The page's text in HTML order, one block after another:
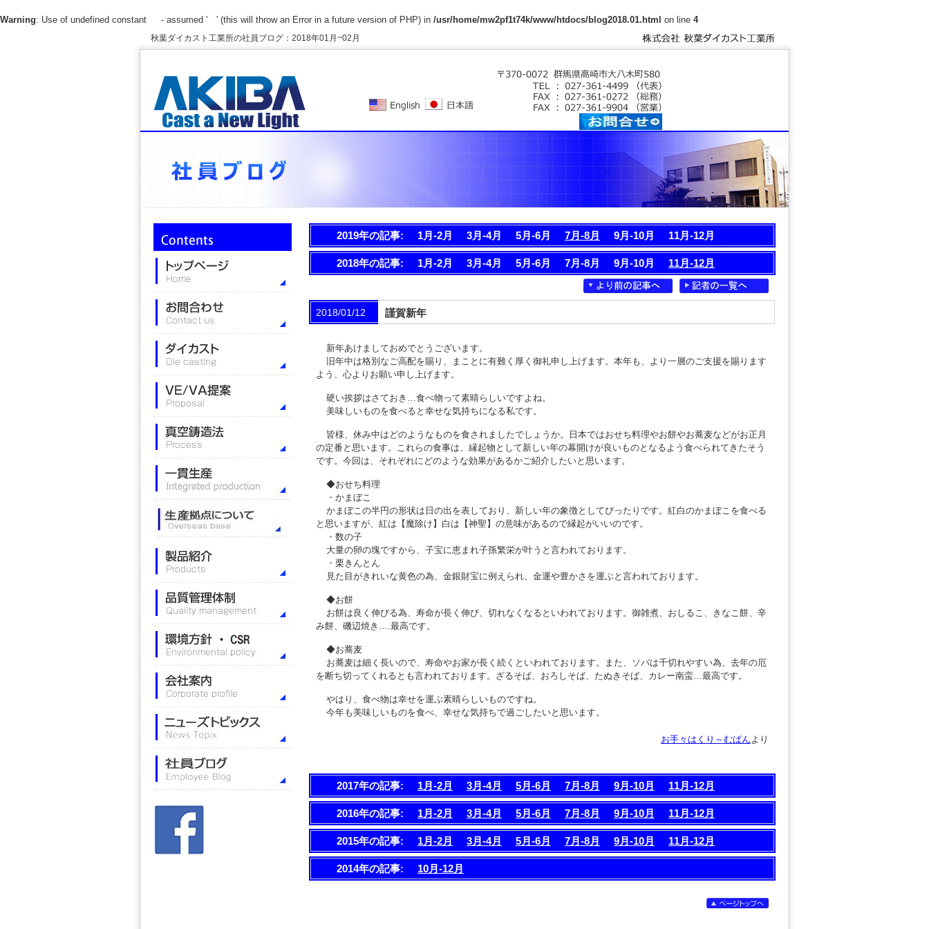
Warning: Use of undefined constant - assumed ' ' (this will throw an Error in a future version of PHP) in /usr/home/mw2pf1t74k/www/htdocs/blog2018.01.html on line 4
秋葉ダイカスト工業所の社員ブログ：2018年01月~02月
2019年の記事: 1月-2月 3月-4月 5月-6月 7月-8月 9月-10月 11月-12月
2018年の記事: 1月-2月 3月-4月 5月-6月 7月-8月 9月-10月 11月-12月
2018/01/12 謹賀新年
新年あけましておめでとうございます。
旧年中は格別なご高配を賜り、まことに有難く厚く御礼申し上げます。本年も、より一層のご支援を賜ります
よう、心よりお願い申し上げます。
硬い挨拶はさておき…食べ物って素晴らしいですよね。
美味しいものを食べると幸せな気持ちになる私です。
皆様、休み中はどのようなものを食されましたでしょうか。日本ではおせち料理やお餅やお蕎麦などがお正月
の定番と思います。これらの食事は、縁起物として新しい年の幕開けが良いものとなるよう食べられてきたそう
です。今回は、それぞれにどのような効果があるかご紹介したいと思います。
◆おせち料理
・かまぼこ
かまぼこの半円の形状は日の出を表しており、新しい年の象徴としてぴったりです。紅白のかまぼこを食べる
と思いますが、紅は【魔除け】白は【神聖】の意味があるので縁起がいいのです。
・数の子
大量の卵の塊ですから、子宝に恵まれ子孫繁栄が叶うと言われております。
・栗きんとん
見た目がきれいな黄色の為、金銀財宝に例えられ、金運や豊かさを運ぶと言われております。
◆お餅
お餅は良く伸びる為、寿命が長く伸び、切れなくなるといわれております。御雑煮、おしるこ、きなこ餅、辛
み餅、磯辺焼き….最高です。
◆お蕎麦
お蕎麦は細く長いので、寿命やお家が長く続くといわれております。また、ソバは千切れやすい為、去年の厄
を断ち切ってくれるとも言われております。ざるそば、おろしそば、たぬきそば、カレー南蛮…最高です。
やはり、食べ物は幸せを運ぶ素晴らしいものですね。
今年も美味しいものを食べ、幸せな気持ちで過ごしたいと思います。
お手々はくり～むぱんより
2017年の記事: 1月-2月 3月-4月 5月-6月 7月-8月 9月-10月 11月-12月
2016年の記事: 1月-2月 3月-4月 5月-6月 7月-8月 9月-10月 11月-12月
2015年の記事: 1月-2月 3月-4月 5月-6月 7月-8月 9月-10月 11月-12月
2014年の記事: 10月-12月